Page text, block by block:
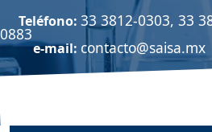
Teléfono: 33 3812-0303, 33
0883
e-mail: contacto@saisa.mx